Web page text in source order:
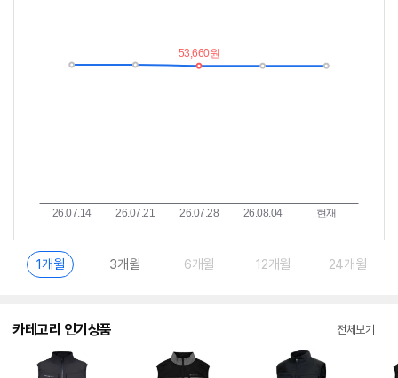
란?
1개월 3개월 6개월 12개월 24개월
카테고리 인기상품 전체보기